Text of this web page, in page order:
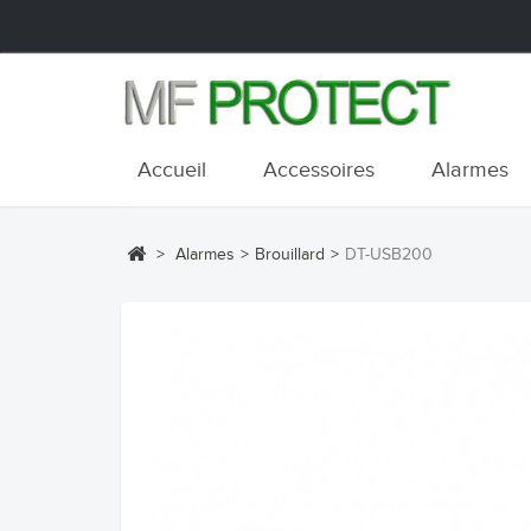
Accueil Accessoires Alarmes
> Alarmes > Brouillard > DT-USB200